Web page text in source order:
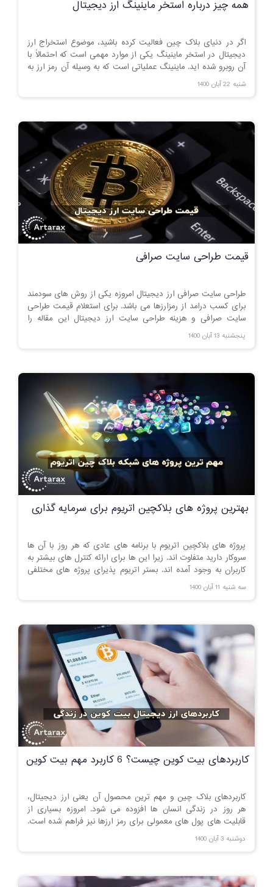
همه چیز درباره استخر ماینینگ ارز دیجیتال
اگر در دنیای بلاک چین فعالیت کرده باشید، موضوع استخراج ارز
دیجیتال در استخر ماینینگ یکی از موارد مهمی است که احتمالاً با
آن روبرو شده اید. ماینینگ عملیاتی است که به وسیله آن رمز ارز به
دست می آید.
شنبه 22 آبان 1400
قیمت طراحی سایت صرافی
طراحی سایت صرافی ارز دیجیتال امروزه یکی از روش های سودمند
برای کسب درامد از رمزارزها می باشد. برای استعلام قیمت طراحی
سایت صرافی و هزینه طراحی سایت ارز دیجیتال این مقاله را
مطالعه کنید.
پنجشنبه 13 آبان 1400
بهترین پروژه های بلاکچین اتریوم برای سرمایه گذاری
پروژه های بلاکچین اتریوم با برنامه های عادی که هر روز با آن ها
سروکار دارید متفاوت اند. زیرا این ها برای ارائه کنترل های بیشتر به
کاربران به وجود آمده اند. بستر اتریوم پذیرای پروژه های مختلفی
است که برخی از آن ها ویژگی های منحصر به فردی را ارائه می
سه شنبه 11 آبان 1400
کاربردهای بیت کوین چیست؟ 6 کاربرد مهم بیت کوین
کاربردهای بلاک چین و مهم ترین محصول آن یعنی ارز دیجیتال،
هر روز در زندگی انسان ها افزوده می شود. امروزه بسیاری از
قابلیت های پول های معمولی برای رمز ارزها نیز فراهم شده است.
در این مقاله درباره آنچه که می توان با بیت کوین خریداری نموده
صحبت می کنیم.
دوشنبه 3 آبان 1400